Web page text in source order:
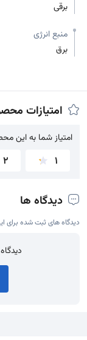
برقی
منبع انرژی
برق
امتیازات
امتیاز شما به این
امتیاز شما به این
1
2
دیدگاه ها
دیدگاه های ثبت شده برای